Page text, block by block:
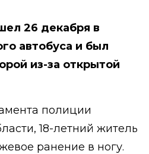
26 декабря в
автобуса и был
из-за открытой
полиции
18-летний житель
ранение в ногу.